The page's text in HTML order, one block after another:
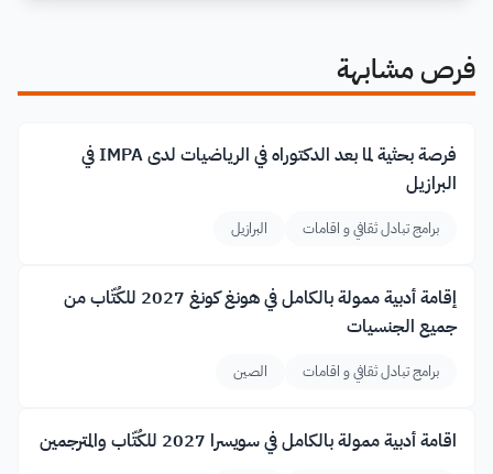
فرص مشابهة
فرصة بحثية لما بعد الدكتوراه في الرياضيات لدى IMPA في
البرازيل
برامج تبادل ثقافي و اقامات البرازيل
إقامة أدبية ممولة بالكامل في هونغ كونغ 2027 للكُتّاب من
جميع الجنسيات
برامج تبادل ثقافي و اقامات الصين
اقامة أدبية ممولة بالكامل في سويسرا 2027 للكُتّاب والمترجمين